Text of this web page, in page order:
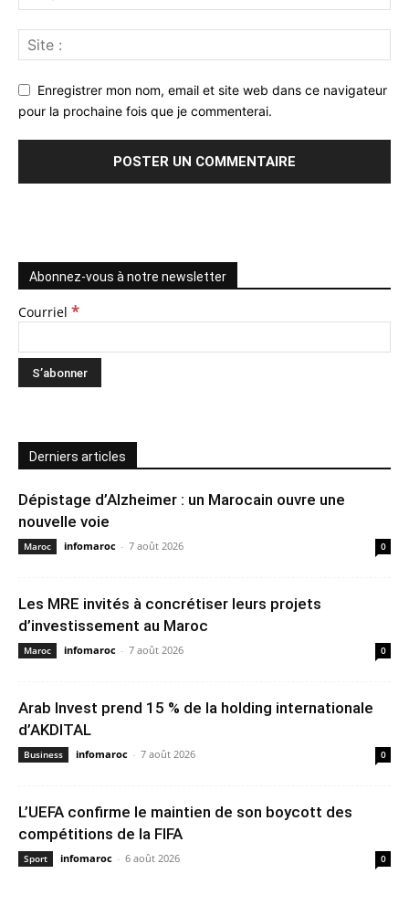
Enregistrer mon nom, email et site web dans ce navigateur
pour la prochaine fois que je commenterai.
Abonnez-vous à notre newsletter
Courriel *
Derniers articles
Dépistage d’Alzheimer : un Marocain ouvre une
nouvelle voie
Maroc infomaroc - 7 août 2026 0
Les MRE invités à concrétiser leurs projets
d’investissement au Maroc
Maroc infomaroc - 7 août 2026 0
Arab Invest prend 15 % de la holding internationale
d’AKDITAL
Business infomaroc - 7 août 2026 0
L’UEFA confirme le maintien de son boycott des
compétitions de la FIFA
Sport infomaroc - 6 août 2026 0